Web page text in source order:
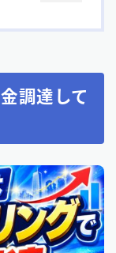
調達して